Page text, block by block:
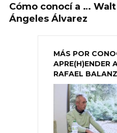
Cómo conocí a …
Ángeles Álvarez
MÁS POR
APRE(H)ENDER
RAFAEL